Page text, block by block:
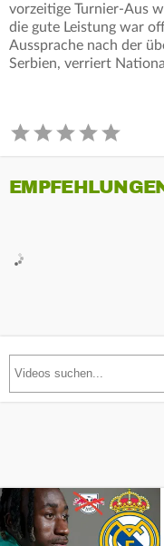
vorzeitige Turnier-Aus
die gute Leistung war
Aussprache nach der
Serbien, verriert